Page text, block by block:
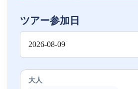
ツアー参加日
大人